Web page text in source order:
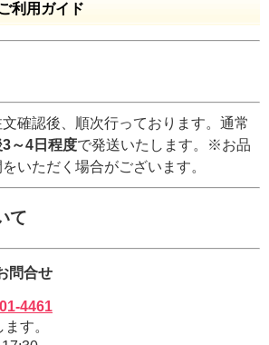
利用ガイド
確認後、順次行っております。通常
～4日程度で発送いたします。※お品
いただく場合がございます。
て
問合せ
4461
す。